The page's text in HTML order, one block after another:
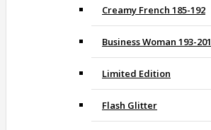
Creamy French 185-192
Business Woman 193-201
Limited Edition
Flash Glitter